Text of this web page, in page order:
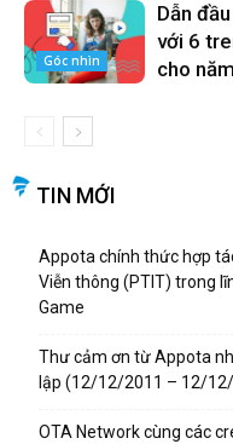
Góc nhìn
Dẫn
với 6
cho
TIN MỚI
Appota chính thức hợp
Viễn thông (PTIT) trong
Game
Thư cảm ơn từ Appota
lập (12/12/2011 – 12/
OTA Network cùng các